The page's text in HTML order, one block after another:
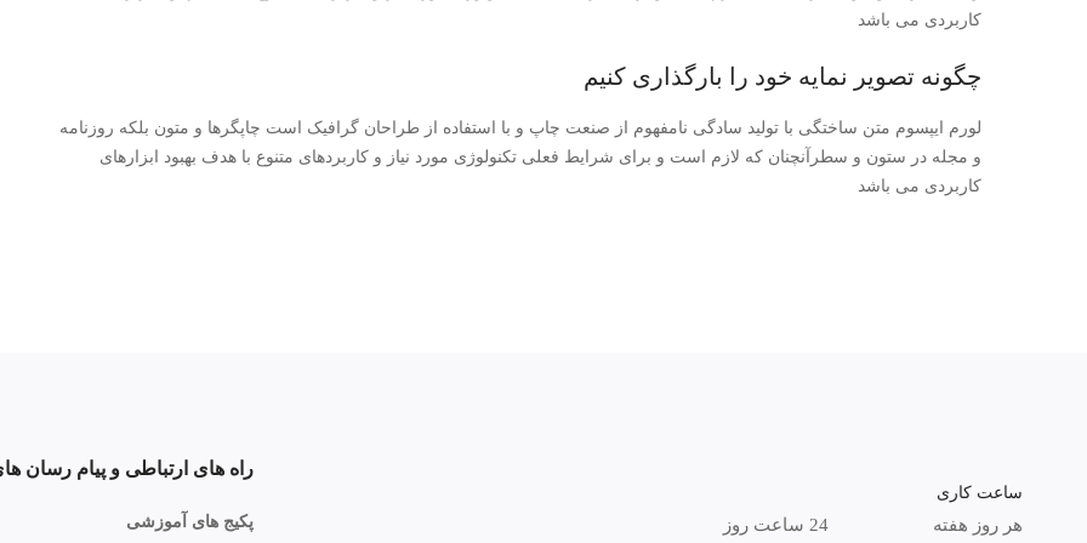
کاربردی می باشد
چگونه تصویر نمایه خود را بارگذاری کنیم
لورم ایپسوم متن ساختگی با تولید سادگی نامفهوم از صنعت چاپ و با استفاده از طراحان گرافیک است چاپگرها و متون بلکه روزنامه
و مجله در ستون و سطرآنچنان که لازم است و برای شرایط فعلی تکنولوژی مورد نیاز و کاربردهای متنوع با هدف بهبود ابزارهای
کاربردی می باشد
ساعت کاری
هر روز هفته 24 ساعت روز
راه های ارتباطی و پیام رسان
پکیج های آموزشی